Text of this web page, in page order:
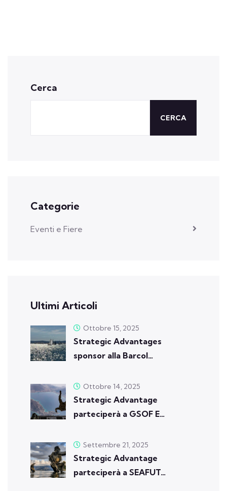
Cerca
CERCA
Categorie
Eventi e Fiere
Ultimi Articoli
Strategic Advantages
sponsor alla Barcol…
Ottobre 15, 2025
Strategic Advantage
parteciperà a GSOF E…
Ottobre 14, 2025
Strategic Advantage
parteciperà a SEAFUT…
Settembre 21, 2025